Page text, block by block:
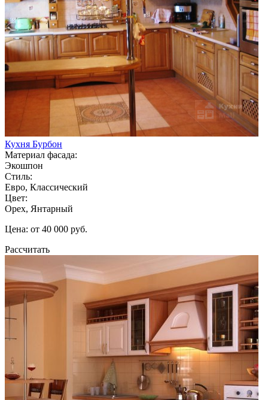
Кухня Бурбон
Материал фасада:
Экошпон
Стиль:
Евро, Классический
Цвет:
Орех, Янтарный
Цена: от 40 000 руб.
Рассчитать